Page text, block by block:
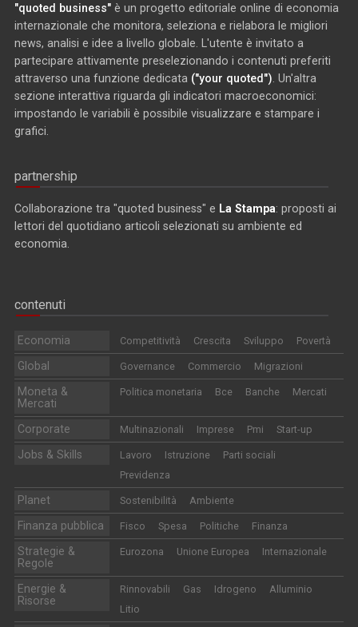
"quoted business" è un progetto editoriale online di economia
internazionale che monitora, seleziona e rielabora le migliori
news, analisi e idee a livello globale. L'utente è invitato a
partecipare attivamente preselezionando i contenuti preferiti
attraverso una funzione dedicata ("your quoted") . Un'altra
sezione interattiva riguarda gli indicatori macroeconomici:
impostando le variabili è possibile visualizzare e stampare i
grafici.
partnership
Collaborazione tra "quoted business" e La Stampa: proposti ai
lettori del quotidiano articoli selezionati su ambiente ed
economia.
contenuti
Economia Competitività Crescita Sviluppo Povertà
Global Governance Commercio Migrazioni
Moneta &
Mercati
Politica monetaria Bce Banche Mercati
Corporate Multinazionali Imprese Pmi Start-up
Jobs & Skills Lavoro Istruzione
Parti sociali
Previdenza
Planet Sostenibilità Ambiente
Finanza pubblica Fisco Spesa Politiche Finanza
Strategie &
Regole
Eurozona Unione Europea Internazionale
Energie &
Risorse
Rinnovabili Gas Idrogeno
Alluminio
Litio